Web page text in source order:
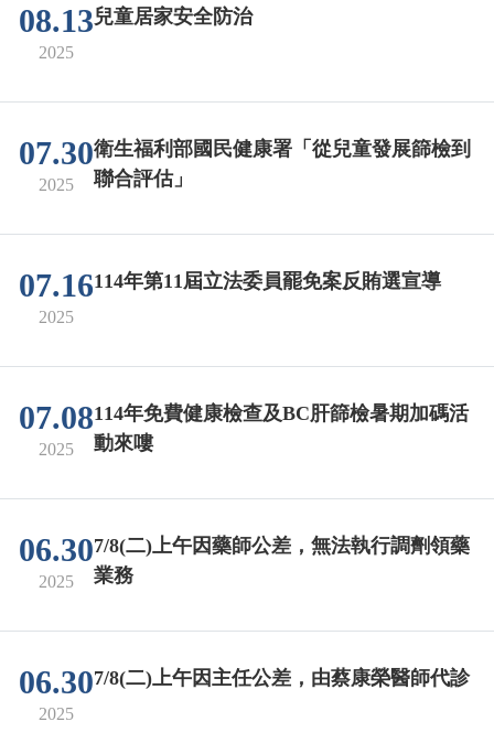
08.13
2025
兒童居家安全防治
07.30
2025
衛生福利部國民健康署「從兒童發展篩檢到
聯合評估」
07.16
2025
114年第11屆立法委員罷免案反賄選宣導
07.08
2025
114年免費健康檢查及BC肝篩檢暑期加碼活
動來嘍
06.30
2025
7/8(二)上午因藥師公差，無法執行調劑領藥
業務
06.30
2025
7/8(二)上午因主任公差，由蔡康榮醫師代診